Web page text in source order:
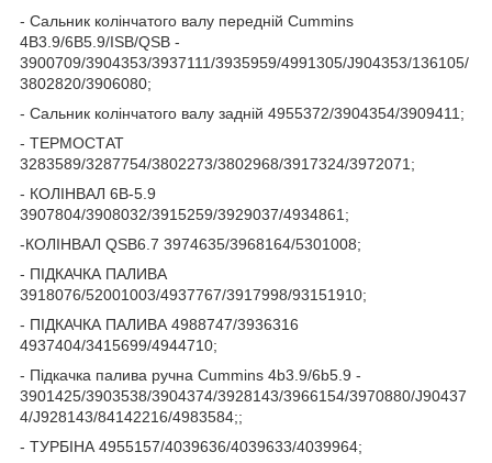
- Сальник колінчатого валу передній Cummins
4B3.9/6B5.9/ISB/QSB -
3900709/3904353/3937111/3935959/4991305/J904353/136105/
3802820/3906080;
- Сальник колінчатого валу задній 4955372/3904354/3909411;
- ТЕРМОСТАТ
3283589/3287754/3802273/3802968/3917324/3972071;
- КОЛІНВАЛ 6B-5.9
3907804/3908032/3915259/3929037/4934861;
-КОЛІНВАЛ QSB6.7 3974635/3968164/5301008;
- ПІДКАЧКА ПАЛИВА
3918076/52001003/4937767/3917998/93151910;
- ПІДКАЧКА ПАЛИВА 4988747/3936316
4937404/3415699/4944710;
- Підкачка палива ручна Cummins 4b3.9/6b5.9 -
3901425/3903538/3904374/3928143/3966154/3970880/J90437
4/J928143/84142216/4983584;;
- ТУРБІНА 4955157/4039636/4039633/4039964;